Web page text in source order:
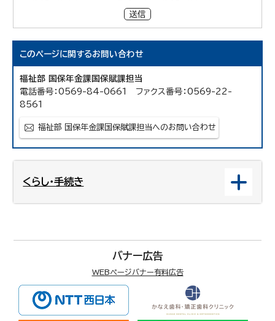
送信
このページに関するお問い合わせ
福祉部 国保年金課国保賦課担当
電話番号：0569-84-0661 ファクス番号：0569-22-
8561
福祉部 国保年金課国保賦課担当へのお問い合わせ
くらし・手続き
バナー広告
WEBページバナー有料広告